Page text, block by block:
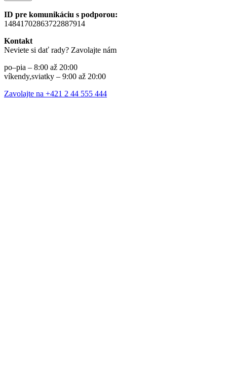
ID pre komunikáciu s podporou:
14841702863722887914
Kontakt
Neviete si dať rady? Zavolajte nám
po–pia – 8:00 až 20:00
víkendy,sviatky – 9:00 až 20:00
Zavolajte na +421 2 44 555 444